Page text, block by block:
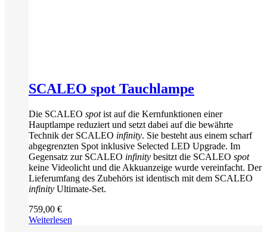
SCALEO spot Tauchlampe
Die SCALEO spotist auf die Kernfunktionen einer
Hauptlampe reduziert und setzt dabei auf die bewährte
Technik der SCALEO infinity. Sie besteht aus einem scharf
abgegrenzten Spot inklusive Selected LED Upgrade. Im
Gegensatz zur SCALEO infinity besitzt die SCALEO spot
keine Videolicht und die Akkuanzeige wurde vereinfacht. Der
Lieferumfang des Zubehörs ist identisch mit dem SCALEO
infinity Ultimate-Set.
759,00 €
Weiterlesen